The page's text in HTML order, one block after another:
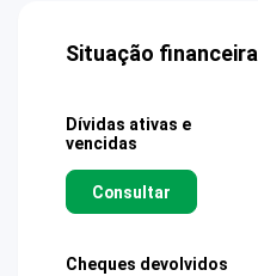
Situação financeira
Dívidas ativas e
vencidas
Consultar
Cheques devolvidos